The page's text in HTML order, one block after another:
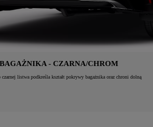
- CZARNA/CHROM
listwa podkreśla kształt pokrywy bagażnika oraz chroni dolną